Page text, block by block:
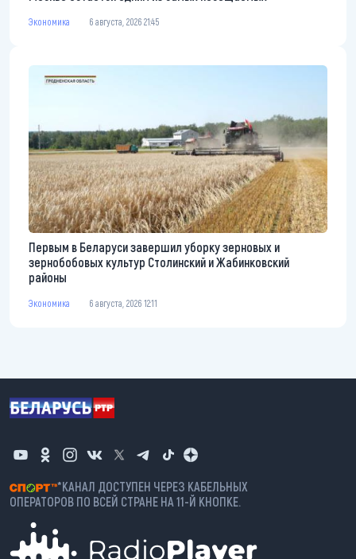
Экономика 6 августа, 2026 21:45
Первым в Беларуси завершил уборку зерновых и
зернобобовых культур Столинский и Жабинковский
районы
Экономика 6 августа, 2026 12:11
*КАНАЛ ДОСТУПЕН ЧЕРЕЗ КАБЕЛЬНЫХ
ОПЕРАТОРОВ ПО ВСЕЙ СТРАНЕ НА 11-Й КНОПКЕ.